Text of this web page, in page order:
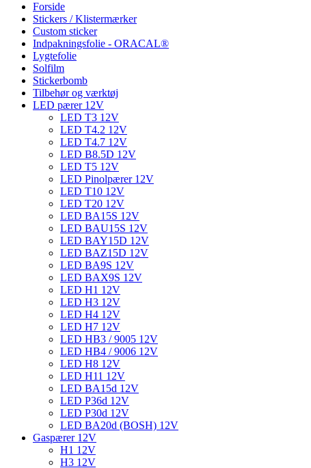
Forside
Stickers / Klistermærker
Custom sticker
Indpakningsfolie - ORACAL®
Lygtefolie
Solfilm
Stickerbomb
Tilbehør og værktøj
LED pærer 12V
LED T3 12V
LED T4.2 12V
LED T4.7 12V
LED B8.5D 12V
LED T5 12V
LED Pinolpærer 12V
LED T10 12V
LED T20 12V
LED BA15S 12V
LED BAU15S 12V
LED BAY15D 12V
LED BAZ15D 12V
LED BA9S 12V
LED BAX9S 12V
LED H1 12V
LED H3 12V
LED H4 12V
LED H7 12V
LED HB3 / 9005 12V
LED HB4 / 9006 12V
LED H8 12V
LED H11 12V
LED BA15d 12V
LED P36d 12V
LED P30d 12V
LED BA20d (BOSH) 12V
Gaspærer 12V
H1 12V
H3 12V